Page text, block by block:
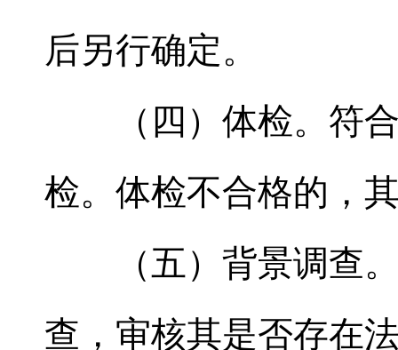
后另行确定。
（四）体检。符合
检。体检不合格的，
（五）背景调查。
查，审核其是否存在